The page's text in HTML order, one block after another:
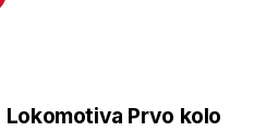
Lokomotiva Prvo kolo